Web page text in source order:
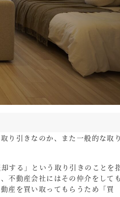
り引きなのか、また一般的な取り
する」という取り引きのことを
不動産会社にはその仲介をしても
産を買い取ってもらうため「買